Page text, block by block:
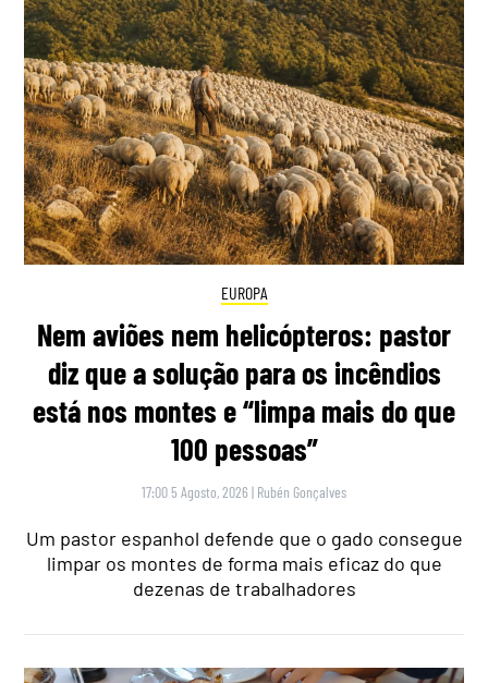
EUROPA
Nem aviões nem helicópteros: pastor
diz que a solução para os incêndios
está nos montes e “limpa mais do que
100 pessoas”
17:00 5 Agosto, 2026 | Rubén Gonçalves
Um pastor espanhol defende que o gado consegue
limpar os montes de forma mais eficaz do que
dezenas de trabalhadores